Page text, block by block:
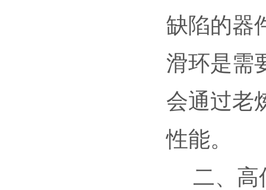
缺陷的器
滑环是需
会通过老
性能。
二、高